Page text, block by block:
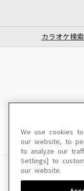
カラオケ検索
We use cookies
our website, to
to analyze our
Settings] to
our website.